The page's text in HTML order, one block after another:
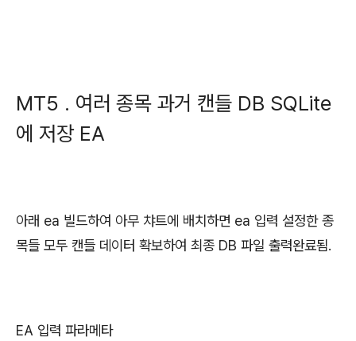
MT5 . 여러 종목 과거 캔들 DB SQLite
에 저장 EA
아래 ea 빌드하여 아무 챠트에 배치하면 ea 입력 설정한 종
목들 모두 캔들 데이터 확보하여 최종 DB 파일 출력완료됨.
EA 입력 파라메타